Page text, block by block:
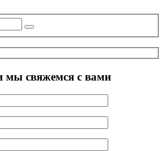
мы свяжемся с вами